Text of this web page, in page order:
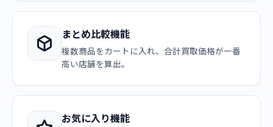
まとめ比較機能
複数商品をカートに入れ、合計買取価格が一番
高い店舗を算出。
お気に入り機能